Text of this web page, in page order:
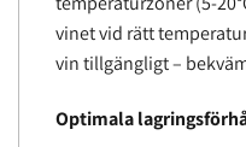
vinet vid rätt
vin tillgängligt –
Optimala